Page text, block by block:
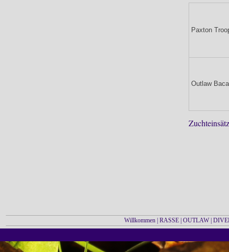
Paxton
Outlaw
Willkommen| RASSE| OUTLAW|